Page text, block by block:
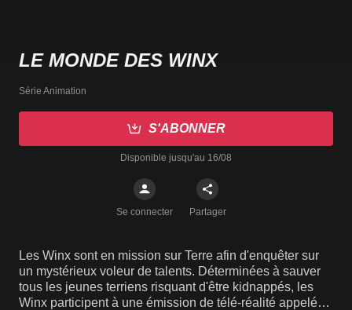
LE MONDE DES WINX
Série Animation
S'ABONNER
Disponible jusqu'au 16/08
Se connecter Partager
Les Winx sont en mission sur Terre afin d'enquêter sur
un mystérieux voleur de talents. Déterminées à sauver
tous les jeunes terriens risquant d'être kidnappés, les
Winx participent à une émission de télé-réalité appelée